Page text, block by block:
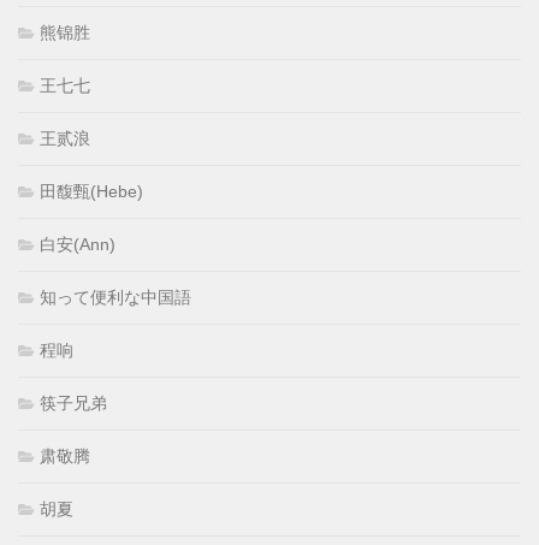
熊锦胜
王七七
王贰浪
田馥甄(Hebe)
白安(Ann)
知って便利な中国語
程响
筷子兄弟
肃敬腾
胡夏